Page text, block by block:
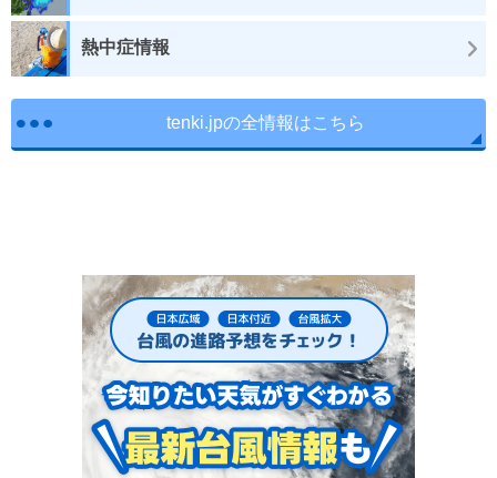
熱中症情報
tenki.jpの全情報はこちら